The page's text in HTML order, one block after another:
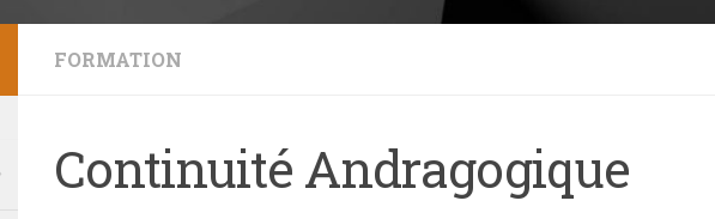
FORMATION
Continuité Andragogique